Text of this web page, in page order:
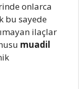
onlarca
bu sayede
ilaçlar
muadil